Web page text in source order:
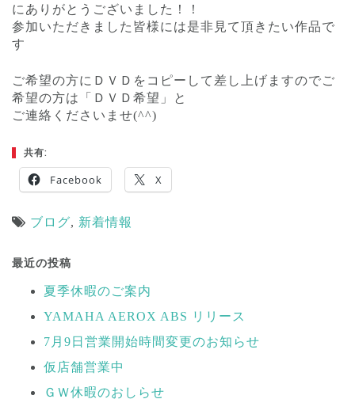
にありがとうございました！！
参加いただきました皆様には是非見て頂きたい作品で
す
ご希望の方にＤＶＤをコピーして差し上げますのでご
希望の方は「ＤＶＤ希望」と
ご連絡くださいませ(^^)
共有:
Facebook X
ブログ, 新着情報
稿
ナ
ゲ
ー
シ
ン
最近の投稿
夏季休暇のご案内
YAMAHA AEROX ABS リリース
7月9日営業開始時間変更のお知らせ
仮店舗営業中
ＧＷ休暇のおしらせ